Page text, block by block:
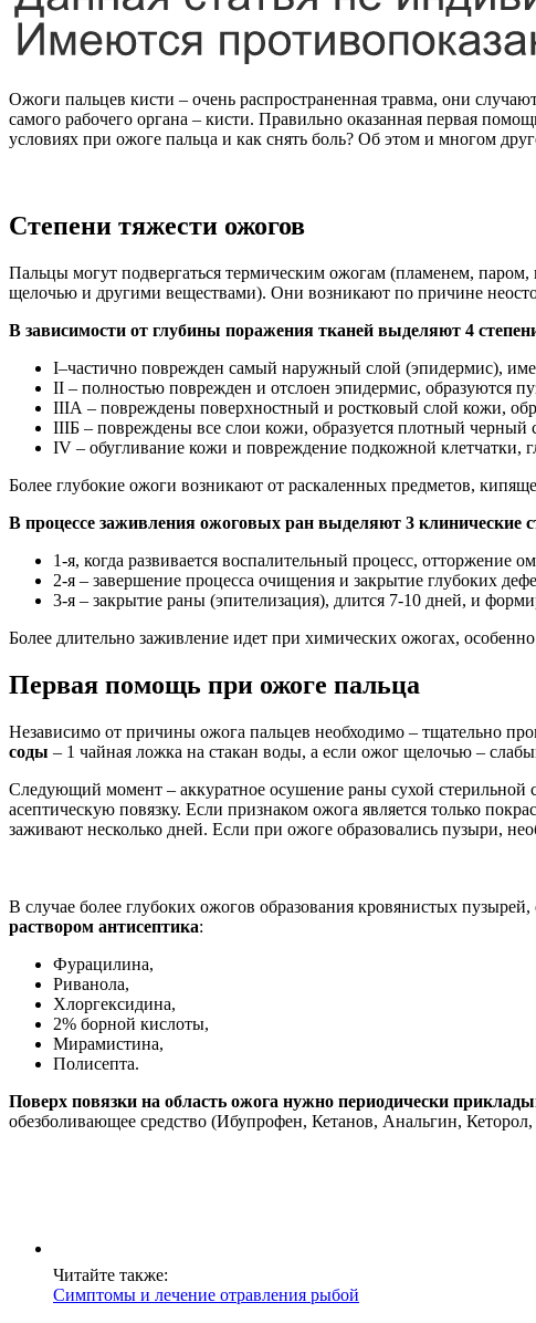
Ожоги пальцев кисти – очень распространенная травма, они
самого рабочего органа – кисти. Правильно оказанная первая
условиях при ожоге пальца и как снять боль? Об этом и многом
Степени тяжести ожогов
Пальцы могут подвергаться термическим ожогам (пламенем,
щелочью и другими веществами). Они возникают по причине
В зависимости от глубины поражения тканей выделяют 4
I–частично поврежден самый наружный слой (эпидермис),
II – полностью поврежден и отслоен эпидермис, образуются
IIIА – повреждены поверхностный и ростковый слой кожи,
IIIБ – повреждены все слои кожи, образуется плотный черный
IV – обугливание кожи и повреждение подкожной клетчатки,
Более глубокие ожоги возникают от раскаленных предметов,
В процессе заживления ожоговых ран выделяют 3 клинические
1-я, когда развивается воспалительный процесс, отторжение
2-я – завершение процесса очищения и закрытие глубоких
3-я – закрытие раны (эпителизация), длится 7-10 дней, и
Более длительно заживление идет при химических ожогах,
Первая помощь при ожоге пальца
Независимо от причины ожога пальцев необходимо – тщательно
соды – 1 чайная ложка на стакан воды, а если ожог щелочью –
Следующий момент – аккуратное осушение раны сухой стерильной
асептическую повязку. Если признаком ожога является только
заживают несколько дней. Если при ожоге образовались пузыри,
В случае более глубоких ожогов образования кровянистых
раствором антисептика:
Фурацилина,
Риванола,
Хлоргексидина,
2% борной кислоты,
Мирамистина,
Полисепта.
Поверх повязки на область ожога нужно периодически
обезболивающее средство (Ибупрофен, Кетанов, Анальгин,
Читайте также:
Симптомы и лечение отравления рыбой